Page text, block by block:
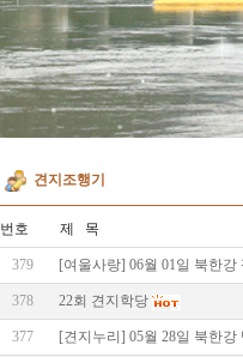
견지조행기
번호 제 목
379 [여울사랑] 06월 01일 북한
378 22회 견지학당
377 [견지누리] 05월 28일 북한